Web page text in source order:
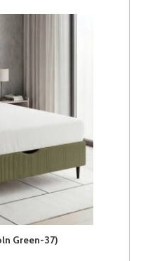
Green-37)